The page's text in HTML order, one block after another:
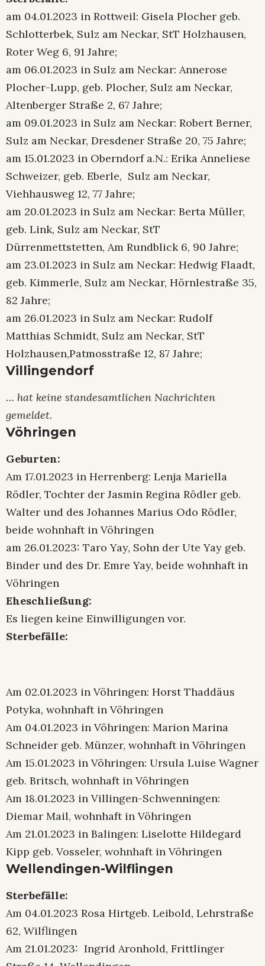
am 04.01.2023 in Rottweil: Gisela Plocher geb.
Schlotterbek, Sulz am Neckar, StT Holzhausen,
Roter Weg 6, 91 Jahre;
am 06.01.2023 in Sulz am Neckar: Annerose
Plocher-Lupp, geb. Plocher, Sulz am Neckar,
Altenberger Straße 2, 67 Jahre;
am 09.01.2023 in Sulz am Neckar: Robert Berner,
Sulz am Neckar, Dresdener Straße 20, 75 Jahre;
am 15.01.2023 in Oberndorf a.N.: Erika Anneliese
Schweizer, geb. Eberle, Sulz am Neckar,
Viehhausweg 12, 77 Jahre;
am 20.01.2023 in Sulz am Neckar: Berta Müller,
geb. Link, Sulz am Neckar, StT
Dürrenmettstetten, Am Rundblick 6, 90 Jahre;
am 23.01.2023 in Sulz am Neckar: Hedwig Flaadt,
geb. Kimmerle, Sulz am Neckar, Hörnlestraße 35,
82 Jahre;
am 26.01.2023 in Sulz am Neckar: Rudolf
Matthias Schmidt, Sulz am Neckar, StT
Holzhausen,Patmosstraße 12, 87 Jahre;
Villingendorf
… hat keine standesamtlichen Nachrichten
gemeldet.
Vöhringen
Geburten:
Am 17.01.2023 in Herrenberg: Lenja Mariella
Rödler, Tochter der Jasmin Regina Rödler geb.
Walter und des Johannes Marius Odo Rödler,
beide wohnhaft in Vöhringen
am 26.01.2023: Taro Yay, Sohn der Ute Yay geb.
Binder und des Dr. Emre Yay, beide wohnhaft in
Vöhringen
Eheschließung:
Es liegen keine Einwilligungen vor.
Sterbefälle:
Am 02.01.2023 in Vöhringen: Horst Thaddäus
Potyka, wohnhaft in Vöhringen
Am 04.01.2023 in Vöhringen: Marion Marina
Schneider geb. Münzer, wohnhaft in Vöhringen
Am 15.01.2023 in Vöhringen: Ursula Luise Wagner
geb. Britsch, wohnhaft in Vöhringen
Am 18.01.2023 in Villingen-Schwenningen:
Diemar Mail, wohnhaft in Vöhringen
Am 21.01.2023 in Balingen: Liselotte Hildegard
Kipp geb. Vosseler, wohnhaft in Vöhringen
Wellendingen-Wilflingen
Sterbefälle:
Am 04.01.2023 Rosa Hirtgeb. Leibold, Lehrstraße
62, Wilflingen
Am 21.01.2023: Ingrid Aronhold, Frittlinger